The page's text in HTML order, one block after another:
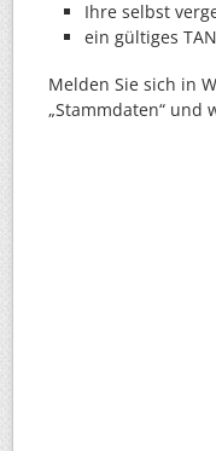
Ihre selbst
ein gültiges
Melden Sie sich in
„Stammdaten“ und